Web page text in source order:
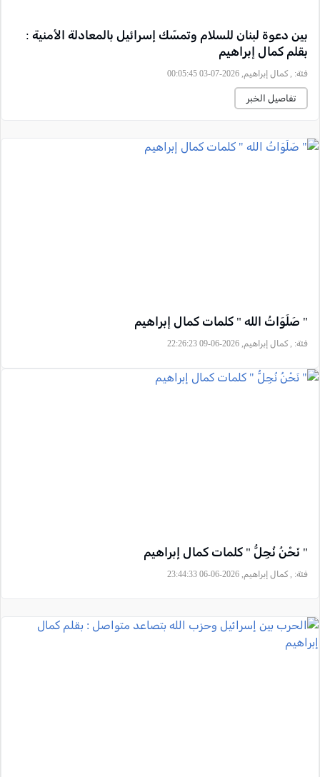
بين دعوة لبنان للسلام وتمسّك إسرائيل بالمعادلة الأمنية :
بقلم كمال إبراهيم
فئة: , كمال إبراهيم, 2026-07-03 00:05:45
تفاصيل الخبر
" صَلَوَاتُ الله " كلمات كمال إبراهيم
فئة: , كمال إبراهيم, 2026-06-09 22:26:23
" نَحْنُ نُجِلُّ " كلمات كمال إبراهيم
فئة: , كمال إبراهيم, 2026-06-06 23:44:33